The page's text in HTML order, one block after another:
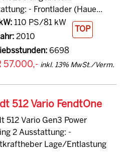
- Frontlader (Haue...
110 PS/81 kW
2010
6698
TOP
57.000,- inkl. 13% MwSt./Verm.
512 Vario FendtOne
512 Vario Gen3 Power
2 Ausstattung: -
Lage/Entlastung